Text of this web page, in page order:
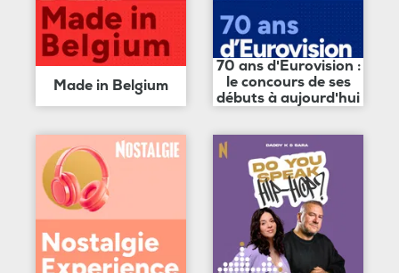
Made in Belgium
70 ans d'Eurovision :
le concours de ses
débuts à aujourd'hui